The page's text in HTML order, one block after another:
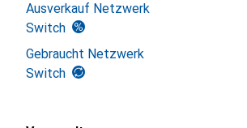
Ausverkauf Netzwerk
Switch
Gebraucht Netzwerk
Switch